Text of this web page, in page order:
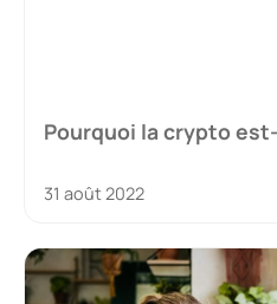
Pourquoi la crypto
31 août 2022